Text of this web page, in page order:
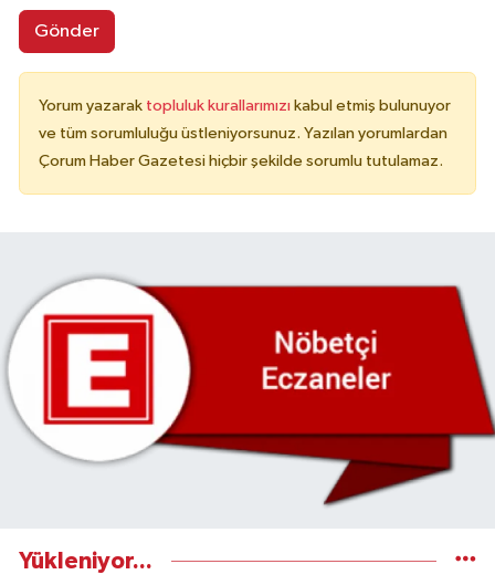
Gönder
Yorum yazarak topluluk kurallarımızı kabul etmiş bulunuyor
ve tüm sorumluluğu üstleniyorsunuz. Yazılan yorumlardan
Çorum Haber Gazetesi hiçbir şekilde sorumlu tutulamaz.
Yükleniyor...